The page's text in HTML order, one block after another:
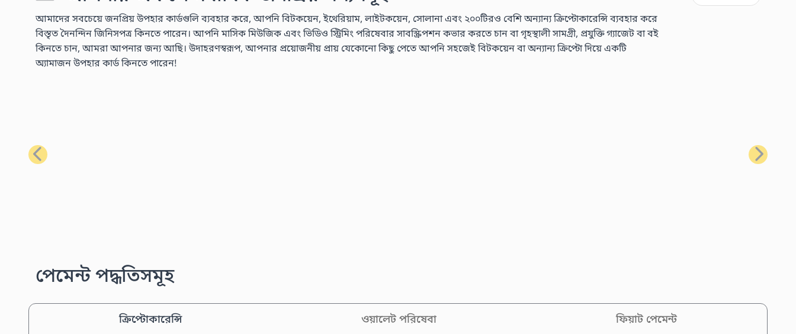
আমাদের সবচেয়ে জনপ্রিয় উপহার কার্ডগুলি ব্যবহার করে, আপনি বিটকয়েন, ইথেরিয়াম, লাইটকয়েন, সোলানা এবং ২০০টিরও বেশি অন্যান্য ক্রিপ্টোকারেন্সি ব্যবহার করে
বিস্তৃত দৈনন্দিন জিনিসপত্র কিনতে পারেন। আপনি মাসিক মিউজিক এবং ভিডিও স্ট্রিমিং পরিষেবার সাবস্ক্রিপশন কভার করতে চান বা গৃহস্থালী সামগ্রী, প্রযুক্তি গ্যাজেট বা বই
কিনতে চান, আমরা আপনার জন্য আছি। উদাহরণস্বরূপ, আপনার প্রয়োজনীয় প্রায় যেকোনো কিছু পেতে আপনি সহজেই বিটকয়েন বা অন্যান্য ক্রিপ্টো দিয়ে একটি
অ্যামাজন উপহার কার্ড কিনতে পারেন!
পূর্ববর্তী পরবর্তী
পেমেন্ট পদ্ধতিসমূহ
ক্রিপ্টোকারেন্সি ওয়ালেট পরিষেবা ফিয়াট পেমেন্ট